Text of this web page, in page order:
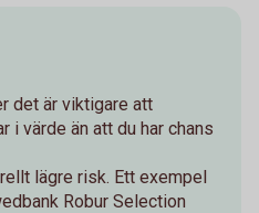
det är viktigare att
i värde än att du har chans
lägre risk. Ett exempel
Robur Selection